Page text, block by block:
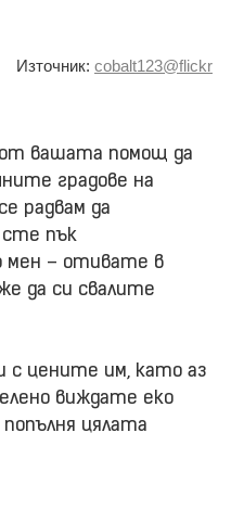
Източник: cobalt123@flickr
от вашата помощ да
градове на
радвам да
сте пък
мен – отивате в
да си свалите
с цените им, като аз
виждате еко
цялата